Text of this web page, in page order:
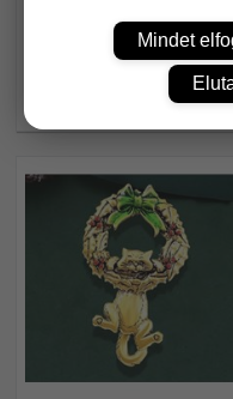
2 990,-
Mikulás fehér cica
Mindet